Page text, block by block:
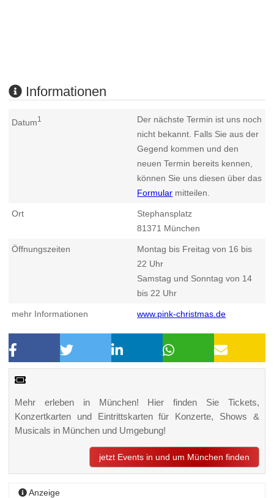
Informationen
Datum1
Der nächste Termin ist uns noch
nicht bekannt. Falls Sie aus der
Gegend kommen und den
neuen Termin bereits kennen,
können Sie uns diesen über das
Formular mitteilen.
Ort
Stephansplatz
81371 München
Öffnungszeiten
Montag bis Freitag von 16 bis
22 Uhr
Samstag und Sonntag von 14
bis 22 Uhr
mehr Informationen www.pink-christmas.de
Mehr erleben in München! Hier finden Sie Tickets,
Konzertkarten und Eintrittskarten für Konzerte, Shows &
Musicals in München und Umgebung!
jetzt Events in und um München finden
Anzeige